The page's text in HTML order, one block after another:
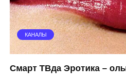
КАНАЛЫ
Смарт ТВда Эротика –